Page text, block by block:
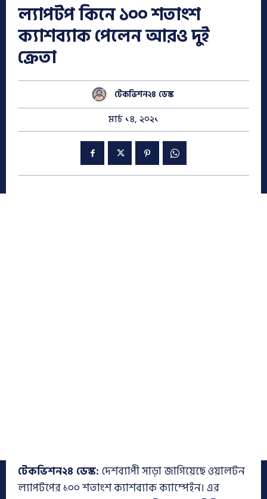
ল্যাপটপ কিনে ১০০ শতাংশ
ক্যাশব্যাক পেলেন আরও দুই
ক্রেতা
টেকভিশন২৪ ডেস্ক
মার্চ ১৪, ২০২১
টেকভিশন২৪ ডেস্ক: দেশব্যাপী সাড়া জাগিয়েছে ওয়ালটন
ল্যাপটপের ১০০ শতাংশ ক্যাশব্যাক ক্যাম্পেইন। এর